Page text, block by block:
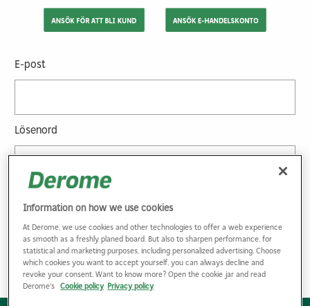
E-post
Lösenord
Information on how we use cookies
At Derome, we use cookies and other technologies to offer a web experience
as smooth as a freshly planed board. But also to sharpen performance, for
statistical and marketing purposes, including personalized advertising. Choose
which cookies you want to accept yourself, you can always decline and
revoke your consent. Want to know more? Open the cookie jar and read
Derome's Cookie policy Privacy policy